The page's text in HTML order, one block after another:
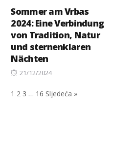
Sommer am Vrbas
2024: Eine Verbindung
von Tradition, Natur
und sternenklaren
Nächten
Posted
21/12/2024
1 2 3 … 16 Sljedeća »